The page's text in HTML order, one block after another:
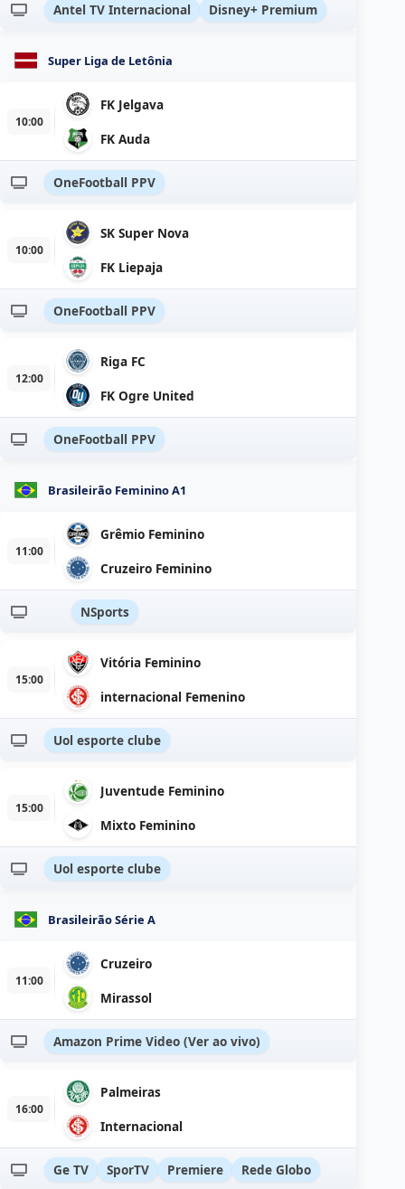
Antel TV Internacional Disney+ Premium
Super Liga de Letônia
10:00
FK Jelgava
FK Auda
OneFootball PPV
10:00
SK Super Nova
FK Liepaja
OneFootball PPV
12:00
Riga FC
FK Ogre United
OneFootball PPV
Brasileirão Feminino A1
11:00
Grêmio Feminino
Cruzeiro Feminino
NSports
15:00
Vitória Feminino
internacional Femenino
Uol esporte clube
15:00
Juventude Feminino
Mixto Feminino
Uol esporte clube
Brasileirão Série A
11:00
Cruzeiro
Mirassol
Amazon Prime Video (Ver ao vivo)
16:00
Palmeiras
Internacional
Ge TV SporTV Premiere Rede Globo